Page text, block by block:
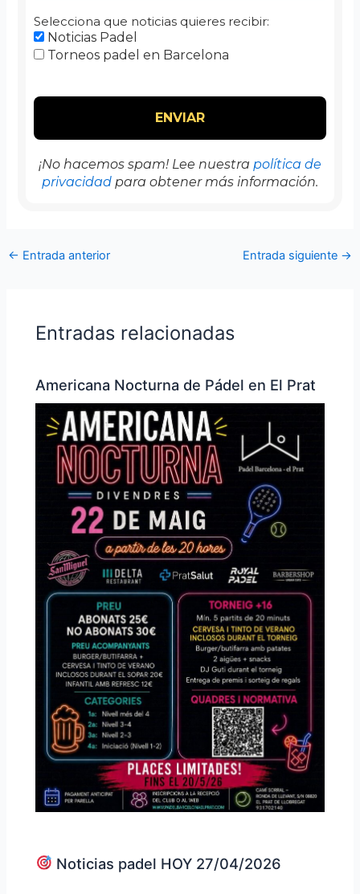
Selecciona que noticias quieres recibir:
Noticias Padel
Torneos padel en Barcelona
¡No hacemos spam! Lee nuestra política de
privacidad para obtener más información.
← Entrada anterior Entrada siguiente →
Entradas relacionadas
Americana Nocturna de Pádel en El Prat
Noticias padel HOY 27/04/2026